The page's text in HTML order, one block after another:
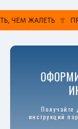
ЧЕМ ЖАЛЕТЬ
Получайте
инструкций